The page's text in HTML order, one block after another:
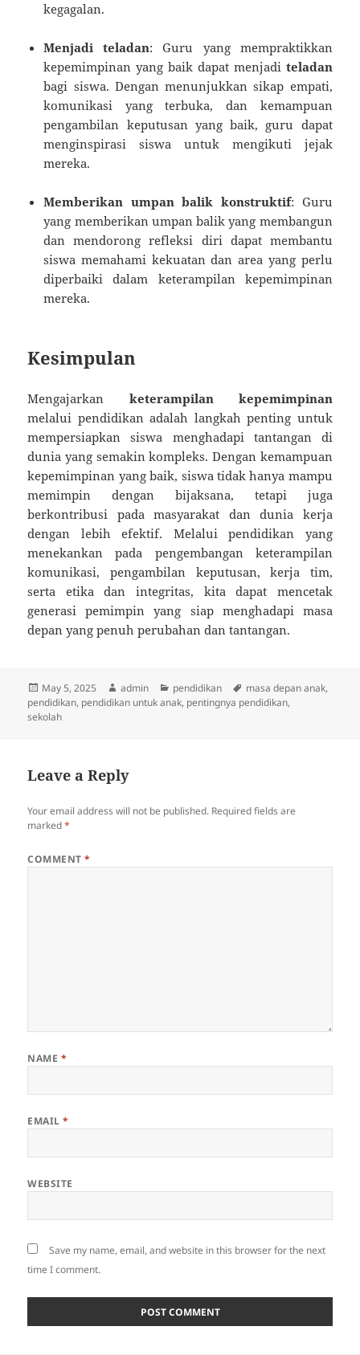
kegagalan.
Menjadi teladan: Guru yang mempraktikkan
kepemimpinan yang baik dapat menjadi teladan
bagi siswa. Dengan menunjukkan sikap empati,
komunikasi yang terbuka, dan kemampuan
pengambilan keputusan yang baik, guru dapat
menginspirasi siswa untuk mengikuti jejak
mereka.
Memberikan umpan balik konstruktif: Guru
yang memberikan umpan balik yang membangun
dan mendorong refleksi diri dapat membantu
siswa memahami kekuatan dan area yang perlu
diperbaiki dalam keterampilan kepemimpinan
mereka.
Kesimpulan
Mengajarkan keterampilan kepemimpinan
melalui pendidikan adalah langkah penting untuk
mempersiapkan siswa menghadapi tantangan di
dunia yang semakin kompleks. Dengan kemampuan
kepemimpinan yang baik, siswa tidak hanya mampu
memimpin dengan bijaksana, tetapi juga
berkontribusi pada masyarakat dan dunia kerja
dengan lebih efektif. Melalui pendidikan yang
menekankan pada pengembangan keterampilan
komunikasi, pengambilan keputusan, kerja tim,
serta etika dan integritas, kita dapat mencetak
generasi pemimpin yang siap menghadapi masa
depan yang penuh perubahan dan tantangan.
Posted
on
May 5, 2025 Author
admin Categories
pendidikan Tags
masa depan anak,
pendidikan, pendidikan untuk anak, pentingnya pendidikan,
sekolah
Leave a Reply
Your email address will not be published. Required fields are
marked*
COMMENT*
NAME *
EMAIL*
WEBSITE
Save my name, email, and website in this browser for the next
time I comment.